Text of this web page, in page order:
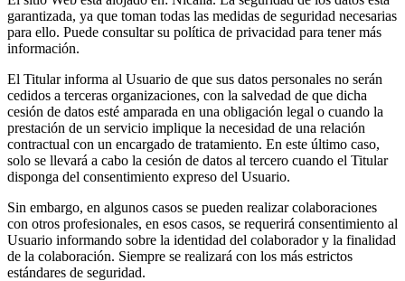
garantizada, ya que toman todas las medidas de seguridad necesarias
para ello. Puede consultar su política de privacidad para tener más
información.
El Titular informa al Usuario de que sus datos personales no serán
cedidos a terceras organizaciones, con la salvedad de que dicha
cesión de datos esté amparada en una obligación legal o cuando la
prestación de un servicio implique la necesidad de una relación
contractual con un encargado de tratamiento. En este último caso,
solo se llevará a cabo la cesión de datos al tercero cuando el Titular
disponga del consentimiento expreso del Usuario.
Sin embargo, en algunos casos se pueden realizar colaboraciones
con otros profesionales, en esos casos, se requerirá consentimiento al
Usuario informando sobre la identidad del colaborador y la finalidad
de la colaboración. Siempre se realizará con los más estrictos
estándares de seguridad.